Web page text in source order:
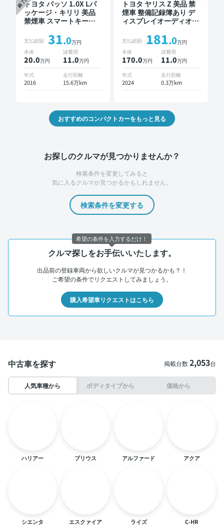
トヨタ パッソ 1.0X Lパ
ッケージ・キリリ 美品
禁煙車 スマートキー
支払総額 31.0万円
本体
20.0万円
諸費用
11.0万円
年式
2016
走行距離
15.6万km
トヨタ ヤリス Z 美品 禁
煙車 整備記録簿あり デ
ィスプレイオーディオ
モニター オートクルー
ズ スマートキー ETC バ
ックモニター 全方位カ
メラ ドライブレコーダ
ー 衝突軽減
支払総額 181.0万円
本体
170.0万円
諸費用
11.0万円
年式
2024
走行距離
0.3万km
おすすめのコンパクトカーをもっと見る
お探しのクルマが見つかりませんか？
検索条件を変更してみると
気に入るクルマが見つかるかもしれません。
検索条件を変更する
クルマ探しをお手伝いいたします。
出品前の登録車両から欲しいクルマが見つかるかも？！
ご希望の条件でリクエストしてみましょう。
購入希望車リクエストはこちら
中古車を探す 掲載台数2,053台
人気車種から ボディタイプから 価格から
ハリアー プリウス アルファード アクア
シエンタ エスクァイア ライズ C-HR
希望の条件を入力するだけ！